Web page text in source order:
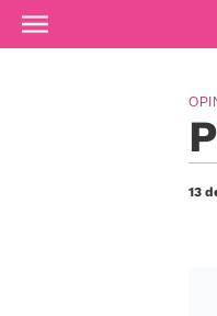
Ir al contenido principal
13